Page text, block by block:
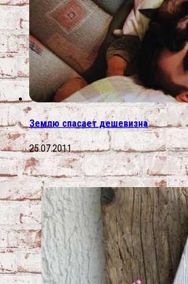
Землю спасает дешевизна
25.07.2011